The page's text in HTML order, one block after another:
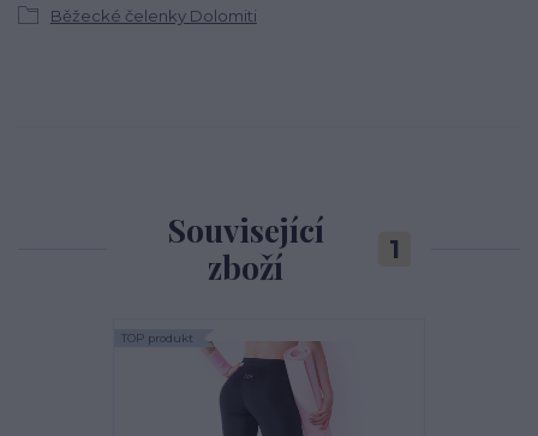
Běžecké čelenky Dolomiti
Související
zboží
1
TOP produkt